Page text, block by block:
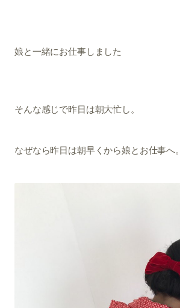
娘と一緒にお仕事しました
そんな感じで昨日は朝大忙し。
なぜなら昨日は朝早くから娘とお仕事へ。